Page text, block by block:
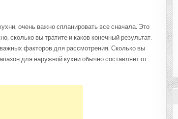
очень важно спланировать все сначала. Это
сколько вы тратите и каков конечный результат.
факторов для рассмотрения. Сколько вы
для наружной кухни обычно составляет от